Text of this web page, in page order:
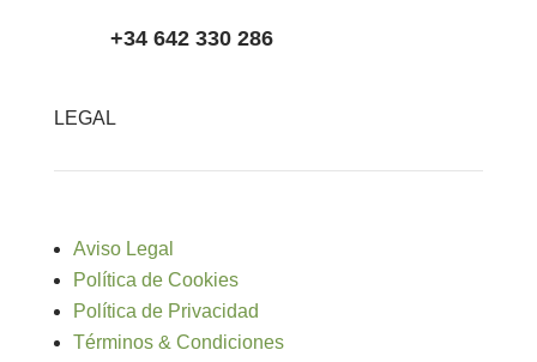
+34 642 330 286
LEGAL
Aviso Legal
Política de Cookies
Política de Privacidad
Términos & Condiciones